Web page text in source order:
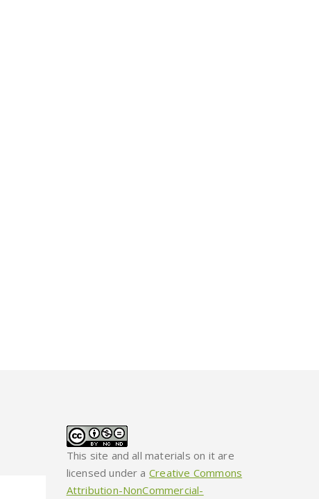
This site and all materials on it are
licensed under a Creative Commons
Attribution-NonCommercial-